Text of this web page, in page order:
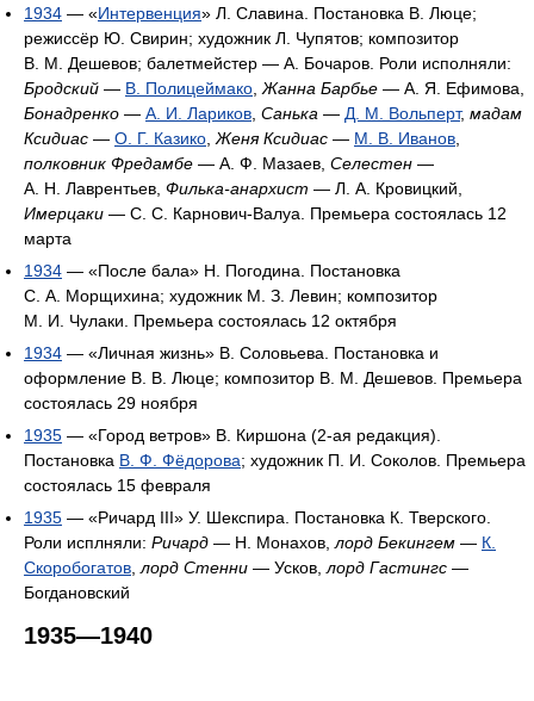
1934 — «Интервенция» Л. Славина. Постановка В. Люце;
режиссёр Ю. Свирин; художник Л. Чупятов; композитор
В. М. Дешевов; балетмейстер — А. Бочаров. Роли исполняли:
Бродский — В. Полицеймако Жанна Барбье — А. Я. Ефимова,
Бонадренко — А. И. Лариков Санька — Д. М. Вольперт, мадам
Ксидиас — О. Г. Казико Женя Ксидиас — М. В. Иванов
полковник Фредамбе — А. Ф. Мазаев, Селестен —
А. Н. Лаврентьев, Филька-анархист — Л. А. Кровицкий,
Имерцаки — С. С. Карнович-Валуа. Премьера состоялась 12
марта
1934 — «После бала» Н. Погодина. Постановка
С. А. Морщихина; художник М. З. Левин; композитор
М. И. Чулаки. Премьера состоялась 12 октября
1934 — «Личная жизнь» В. Соловьева. Постановка и
оформление В. В. Люце; композитор В. М. Дешевов. Премьера
состоялась 29 ноября
1935 — «Город ветров» B. Киршона (2-ая редакция).
Постановка В. Ф. Фёдорова; художник П. И. Соколов. Премьера
состоялась 15 февраля
1935 — «Ричард III» У. Шекспира. Постановка К. Тверского.
Роли исплняли: Ричард — Н. Монахов, лорд Бекингем — К.
Скоробогатов лорд Стенни — Усков, лорд Гастингс —
Богдановский
1935—1940